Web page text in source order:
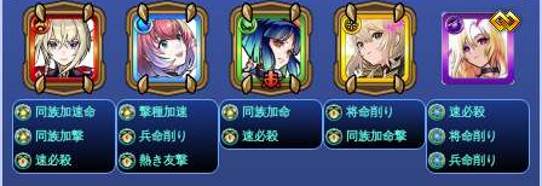
未解放 解放済み
コネクトスキル(書)解放
未解放 解放済み
主要攻略コンテンツ 任意
同族加速命
同族加撃
速必殺
撃種加速
兵命削り
熱き友撃
同族加命
速必殺
将命削り
同族加命撃
速必殺
将命削り
兵命削り